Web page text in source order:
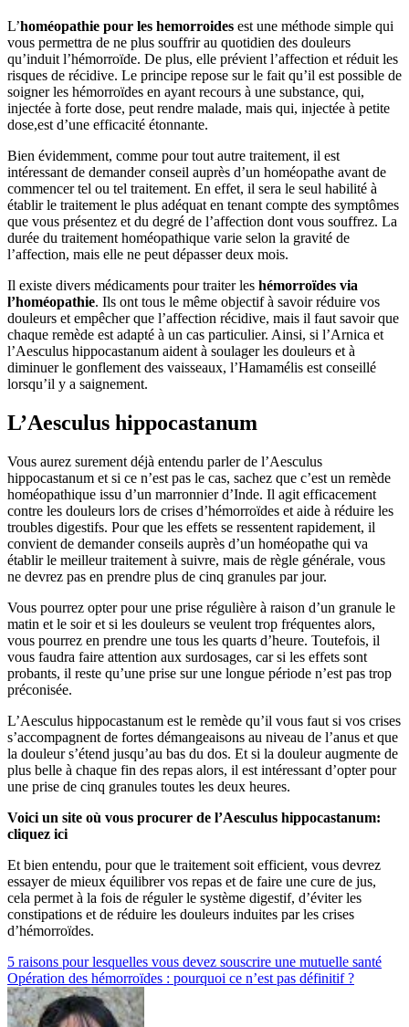
L’homéopathie pour les hemorroides est une méthode simple qui
vous permettra de ne plus souffrir au quotidien des douleurs
qu’induit l’hémorroïde. De plus, elle prévient l’affection et réduit les
risques de récidive. Le principe repose sur le fait qu’il est possible de
soigner les hémorroïdes en ayant recours à une substance, qui,
injectée à forte dose, peut rendre malade, mais qui, injectée à petite
dose,est d’une efficacité étonnante.
Bien évidemment, comme pour tout autre traitement, il est
intéressant de demander conseil auprès d’un homéopathe avant de
commencer tel ou tel traitement. En effet, il sera le seul habilité à
établir le traitement le plus adéquat en tenant compte des symptômes
que vous présentez et du degré de l’affection dont vous souffrez. La
durée du traitement homéopathique varie selon la gravité de
l’affection, mais elle ne peut dépasser deux mois.
Il existe divers médicaments pour traiter les hémorroïdes via
l’homéopathie. Ils ont tous le même objectif à savoir réduire vos
douleurs et empêcher que l’affection récidive, mais il faut savoir que
chaque remède est adapté à un cas particulier. Ainsi, si l’Arnica et
l’Aesculus hippocastanum aident à soulager les douleurs et à
diminuer le gonflement des vaisseaux, l’Hamamélis est conseillé
lorsqu’il y a saignement.
L’Aesculus hippocastanum
Vous aurez surement déjà entendu parler de l’Aesculus
hippocastanum et si ce n’est pas le cas, sachez que c’est un remède
homéopathique issu d’un marronnier d’Inde. Il agit efficacement
contre les douleurs lors de crises d’hémorroïdes et aide à réduire les
troubles digestifs. Pour que les effets se ressentent rapidement, il
convient de demander conseils auprès d’un homéopathe qui va
établir le meilleur traitement à suivre, mais de règle générale, vous
ne devrez pas en prendre plus de cinq granules par jour.
Vous pourrez opter pour une prise régulière à raison d’un granule le
matin et le soir et si les douleurs se veulent trop fréquentes alors,
vous pourrez en prendre une tous les quarts d’heure. Toutefois, il
vous faudra faire attention aux surdosages, car si les effets sont
probants, il reste qu’une prise sur une longue période n’est pas trop
préconisée.
L’Aesculus hippocastanum est le remède qu’il vous faut si vos crises
s’accompagnent de fortes démangeaisons au niveau de l’anus et que
la douleur s’étend jusqu’au bas du dos. Et si la douleur augmente de
plus belle à chaque fin des repas alors, il est intéressant d’opter pour
une prise de cinq granules toutes les deux heures.
Voici un site où vous procurer de l’Aesculus hippocastanum:
cliquez ici
Et bien entendu, pour que le traitement soit efficient, vous devrez
essayer de mieux équilibrer vos repas et de faire une cure de jus,
cela permet à la fois de réguler le système digestif, d’éviter les
constipations et de réduire les douleurs induites par les crises
d’hémorroïdes.
Navigation
de
l’article
5 raisons pour lesquelles vous devez souscrire une mutuelle santé
Opération des hémorroïdes : pourquoi ce n’est pas définitif ?